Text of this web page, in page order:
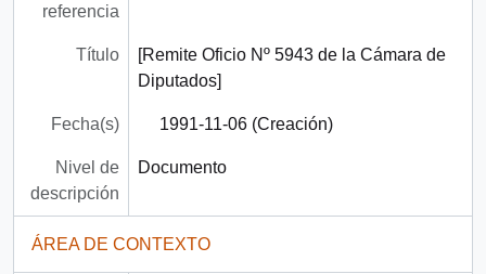
referencia
Título
[Remite Oficio Nº 5943 de la Cámara de
Diputados]
Fecha(s) 1991-11-06 (Creación)
Nivel de
descripción
Documento
ÁREA DE CONTEXTO